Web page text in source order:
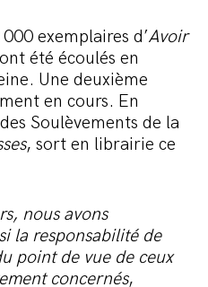
exemplaires d’Avoir
ont été écoulés en
Une deuxième
en cours. En
Soulèvements de la
, sort en librairie ce
nous avons
la responsabilité de
point de vue de ceux
concernés,